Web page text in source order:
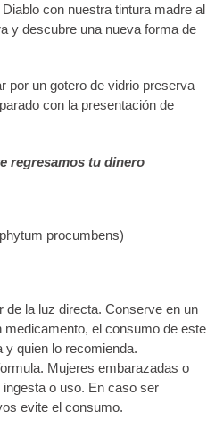
con nuestra tintura madre al
y descubre una nueva forma de
por un gotero de vidrio preserva
con la presentación de
regresamos tu dinero
procumbens)
de la luz directa. Conserve en un
el consumo de este
y quien lo recomienda.
Mujeres embarazadas o
o uso. En caso ser
evite el consumo.